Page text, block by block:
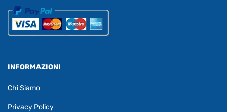
INFORMAZIONI
Chi Siamo
Privacy Policy